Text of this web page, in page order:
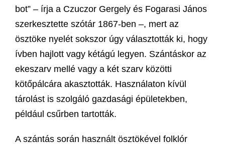
bot” – írja a Czuczor Gergely és Fogarasi János
szerkesztette szótár 1867-ben –, mert az
ösztöke nyelét sokszor úgy választották ki, hogy
ívben hajlott vagy kétágú legyen. Szántáskor az
ekeszarv mellé vagy a két szarv közötti
kötőpálcára akasztották. Használaton kívül
tárolást is szolgáló gazdasági épületekben,
például csűrben tartották.
A szántás során használt ösztökével folklór